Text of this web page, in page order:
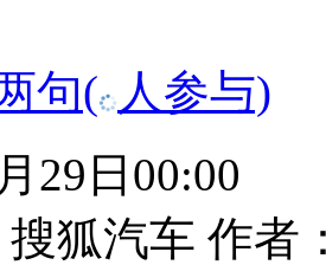
句( 人参与)
29日00:00
搜狐汽车 作者